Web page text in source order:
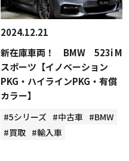
2024.12.21
新在庫車両！ BMW 523i M
スポーツ【イノベーション
PKG・ハイラインPKG・有償
カラー】
#5シリーズ #中古車 #BMW
#買取 #輸入車